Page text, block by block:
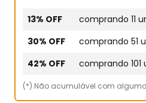
13% OFF
comprando 11
30% OFF
comprando 51
42% OFF
comprando
(*) Não acumulável com